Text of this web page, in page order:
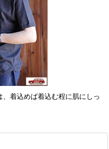
着込めば着込む程に肌にしっ